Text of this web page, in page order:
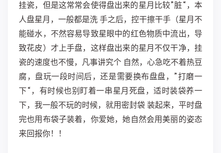
挂瓷，但是这常常会使得盘出来的星月比较”脏“，本
人盘星月，一般都是洗 手之后，控干擦干手（星月不
能碰水，不然容易导致星眼中的红色物质中流出，导
致花皮）才上手盘，这样盘出来的星月不仅干净，挂
瓷的速度也不慢，凡事讲究个 自然，心急吃不着热豆
腐，盘玩一段时间后，还是需要换布盘盘，”打磨一
下“，有时候也别盯着一串星月死盘，适时装袋养一
下，我一般不玩的时候，就用密封袋 装起来，平时盘
完也用布袋子装着，你爱她，她自然会用美丽的姿态
来回报你！！